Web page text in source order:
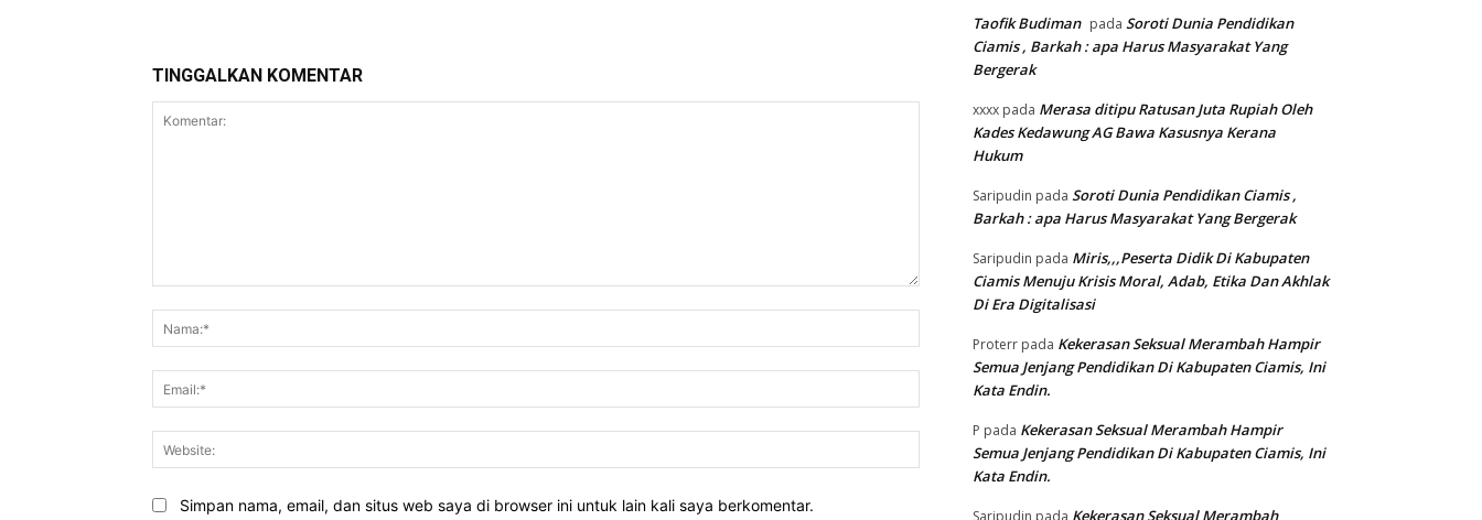
TINGGALKAN KOMENTAR
Website:
Simpan nama, email, dan situs web saya di browser ini untuk lain kali saya berkomentar.
Taofik Budiman pada Soroti Dunia Pendidikan
Ciamis , Barkah : apa Harus Masyarakat Yang
Bergerak
xxxx pada Merasa ditipu Ratusan Juta Rupiah Oleh
Kades Kedawung AG Bawa Kasusnya Kerana
Hukum
Saripudin pada Soroti Dunia Pendidikan Ciamis ,
Barkah : apa Harus Masyarakat Yang Bergerak
Saripudin pada Miris,,,Peserta Didik Di Kabupaten
Ciamis Menuju Krisis Moral, Adab, Etika Dan Akhlak
Di Era Digitalisasi
Proterr pada Kekerasan Seksual Merambah Hampir
Semua Jenjang Pendidikan Di Kabupaten Ciamis, Ini
Kata Endin.
P pada Kekerasan Seksual Merambah Hampir
Semua Jenjang Pendidikan Di Kabupaten Ciamis, Ini
Kata Endin.